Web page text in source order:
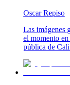
Oscar Repiso
Las imágenes
el momento
pública de